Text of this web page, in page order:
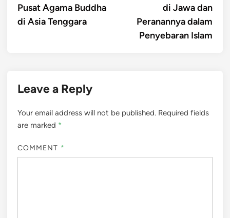
Pusat Agama Buddha
di Asia Tenggara
di Jawa dan
Peranannya dalam
Penyebaran Islam
Leave a Reply
Your email address will not be published. Required fields
are marked *
COMMENT *